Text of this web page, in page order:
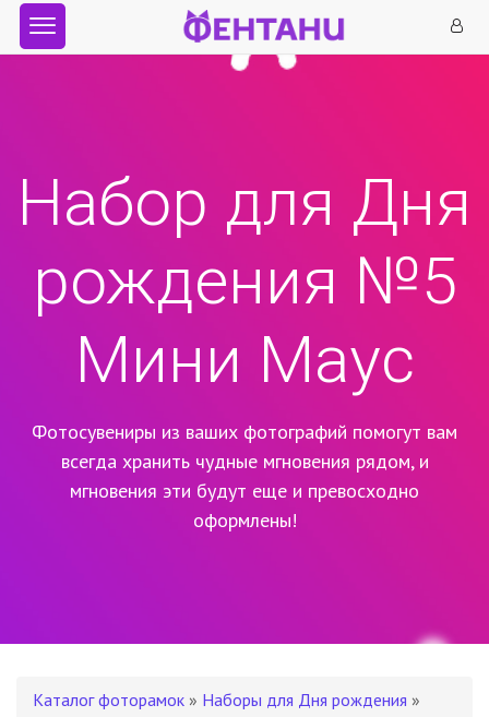
Набор для Дня
рождения №5
Мини Маус
Фотосувениры из ваших фотографий помогут вам
всегда хранить чудные мгновения рядом, и
мгновения эти будут еще и превосходно
оформлены!
Каталог фоторамок » Наборы для Дня рождения »